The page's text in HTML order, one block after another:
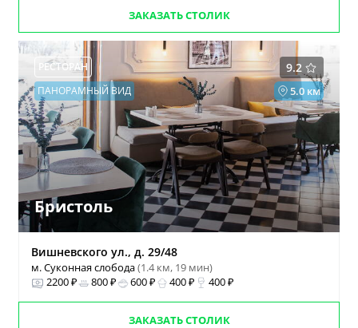
ЗАКАЗАТЬ СТОЛИК
9.2
РЕСТОРАН
5.0 км
ПАНОРАМНЫЙ ВИД
Бристоль
Вишневского ул., д. 29/48
м. Суконная слобода(1.4 км, 19 мин)
2200 ₽
800 ₽ 600 ₽ 400 ₽ 400 ₽
ЗАКАЗАТЬ СТОЛИК